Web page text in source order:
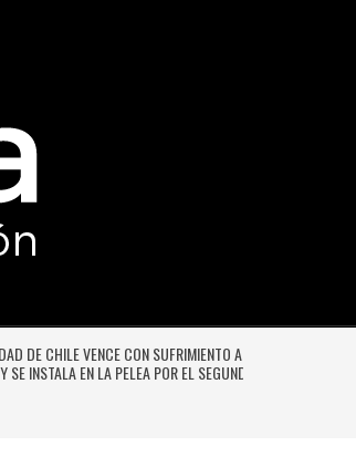
NACE LA PRIMERA ESCUELA MUJERES TECNO-CREATIVAS DE
CHILE PARA FORMAR EN NUEVAS TECNOLOGÍAS APLICADAS A